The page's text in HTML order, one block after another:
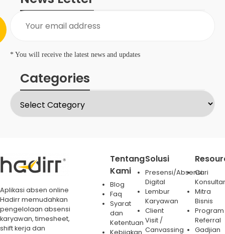
* You will receive the latest news and updates
Categories
Aplikasi absen online
Hadirr memudahkan
pengelolaan absensi
karyawan, timesheet,
shift kerja dan
Tentang
Kami
Blog
Faq
Syarat
dan
Ketentuan
Solusi
Presensi/Absensi
Digital
Lembur
Karyawan
Client
Visit /
Canvassing
Cari
Mitra
Bisnis
Program
Referral
Gadjian